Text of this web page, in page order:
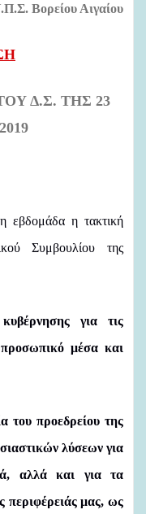
Βορείου Αιγαίου
Δ.Σ. ΤΗΣ 23
εβδομάδα η τακτική
Συμβουλίου της
για τις
μέσα και
του προεδρείου της
λύσεων για
αλλά και για τα
περιφέρειάς μας, ως